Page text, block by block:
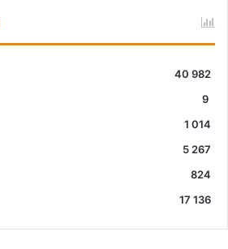
40 982
9
1 014
5 267
824
17 136